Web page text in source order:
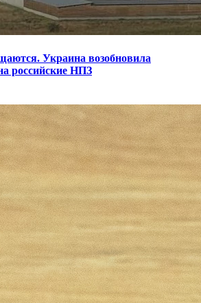
Украина возобновила
российские НПЗ